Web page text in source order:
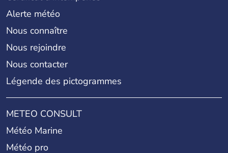
Alerte météo
Nous connaître
Nous rejoindre
Nous contacter
Légende des pictogrammes
METEO CONSULT
Météo Marine
Météo pro